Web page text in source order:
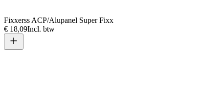
Fixxerss ACP/Alupanel Super Fixx
€ 18,09Incl. btw